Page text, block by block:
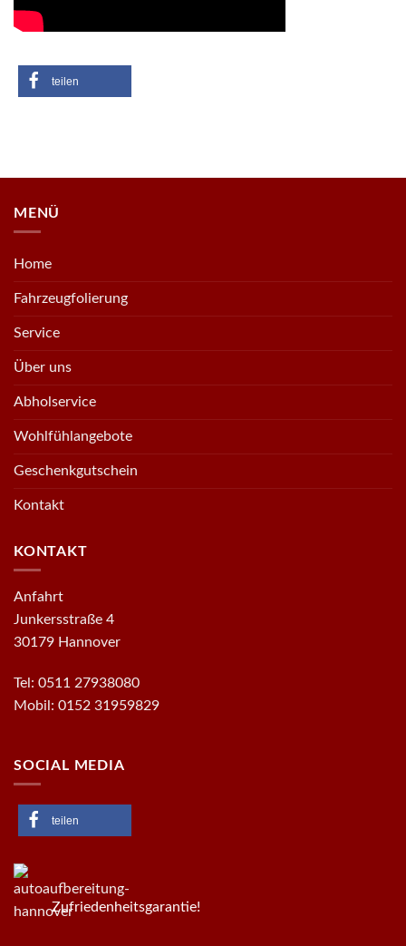
teilen
MENÜ
Home
Fahrzeugfolierung
Service
Über uns
Abholservice
Wohlfühlangebote
Geschenkgutschein
Kontakt
KONTAKT
Anfahrt
Junkersstraße 4
30179 Hannover
Tel: 0511 27938080
Mobil: 0152 31959829
SOCIAL MEDIA
teilen
Zufriedenheitsgarantie!